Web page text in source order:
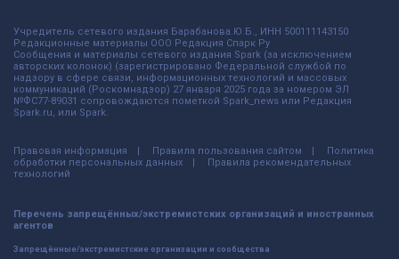
Учредитель сетевого издания Барабанова.Ю.Б., ИНН 500111143150
Редакционные материалы ООО Редакция Спарк Ру
Сообщения и материалы сетевого издания Spark (за исключением
авторских колонок) (зарегистрировано Федеральной службой по
надзору в сфере связи, информационных технологий и массовых
коммуникаций (Роскомнадзор) 27 января 2025 года за номером ЭЛ
№ФС77-89031 сопровождаются пометкой Spark_news или Редакция
Spark.ru, или Spark.
Правовая информация Правила пользования сайтом
Политика
обработки персональных данных
Правила рекомендательных
технологий
Перечень запрещённых/экстремистских организаций и иностранных
агентов
Запрещённые/экстремистские организации и сообщества